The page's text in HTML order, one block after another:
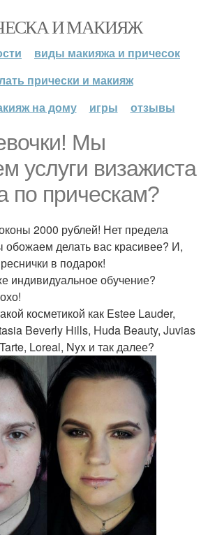
И МАКИЯЖ
виды макияжа и причесок
прически и макияж
на дому
игры отзывы
Мы
услуги визажиста
по прическам?
2000 рублей! Нет предела
делать вас красивее? И,
в подарок!
индивидуальное обучение?
косметикой как Estee Lauder,
Beverly Hills, Huda Beauty, Juvias
Loreal, Nyx и так далее?